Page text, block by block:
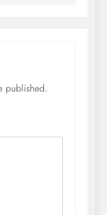
published.